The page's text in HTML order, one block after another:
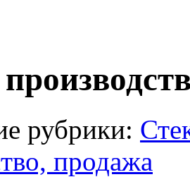
рубрики:
продажа